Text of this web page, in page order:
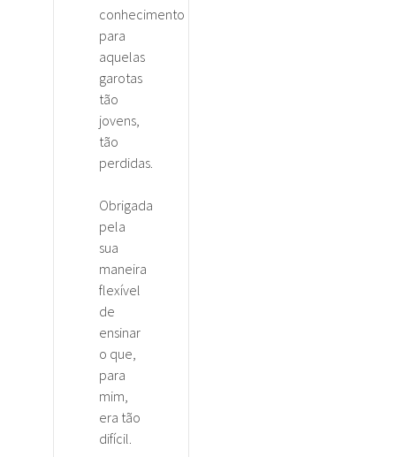
conhecimento
para
aquelas
garotas
tão
jovens,
tão
perdidas.
Obrigada
pela
sua
maneira
flexível
de
ensinar
o que,
para
mim,
era tão
difícil.